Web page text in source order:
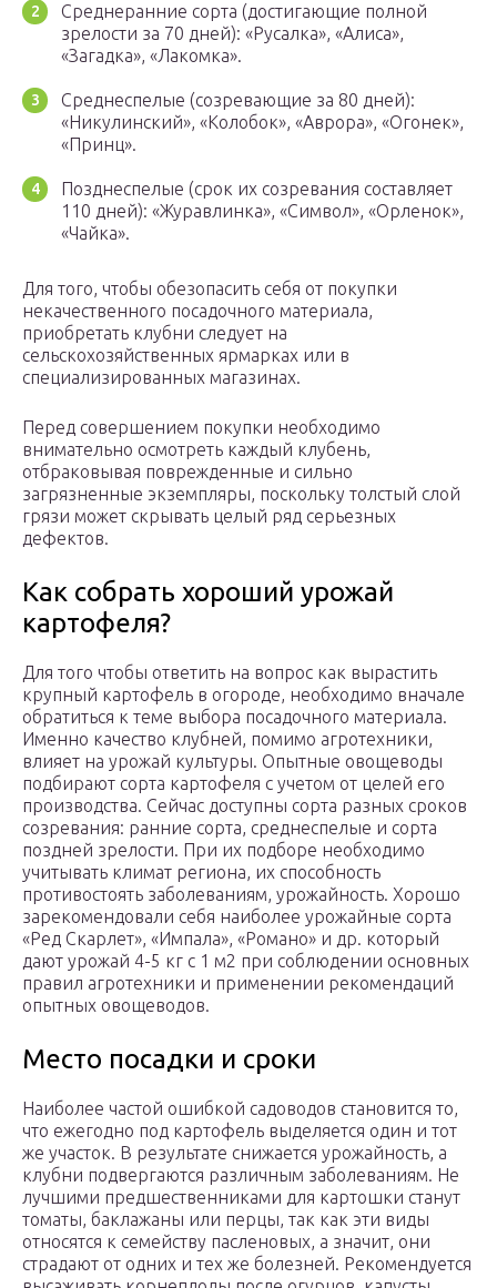
Среднеранние сорта (достигающие полной
зрелости за 70 дней): «Русалка», «Алиса»,
«Загадка», «Лакомка».
Среднеспелые (созревающие за 80 дней):
«Никулинский», «Колобок», «Аврора», «Огонек»,
«Принц».
Позднеспелые (срок их созревания составляет
110 дней): «Журавлинка», «Символ», «Орленок»,
«Чайка».
Для того, чтобы обезопасить себя от покупки
некачественного посадочного материала,
приобретать клубни следует на
сельскохозяйственных ярмарках или в
специализированных магазинах.
Перед совершением покупки необходимо
внимательно осмотреть каждый клубень,
отбраковывая поврежденные и сильно
загрязненные экземпляры, поскольку толстый слой
грязи может скрывать целый ряд серьезных
дефектов.
Как собрать хороший урожай
картофеля?
Для того чтобы ответить на вопрос как вырастить
крупный картофель в огороде, необходимо вначале
обратиться к теме выбора посадочного материала.
Именно качество клубней, помимо агротехники,
влияет на урожай культуры. Опытные овощеводы
подбирают сорта картофеля с учетом от целей его
производства. Сейчас доступны сорта разных сроков
созревания: ранние сорта, среднеспелые и сорта
поздней зрелости. При их подборе необходимо
учитывать климат региона, их способность
противостоять заболеваниям, урожайность. Хорошо
зарекомендовали себя наиболее урожайные сорта
«Ред Скарлет», «Импала», «Романо» и др. который
дают урожай 4-5 кг с 1 м2 при соблюдении основных
правил агротехники и применении рекомендаций
опытных овощеводов.
Место посадки и сроки
Наиболее частой ошибкой садоводов становится то,
что ежегодно под картофель выделяется один и тот
же участок. В результате снижается урожайность, а
клубни подвергаются различным заболеваниям. Не
лучшими предшественниками для картошки станут
томаты, баклажаны или перцы, так как эти виды
относятся к семейству пасленовых, а значит, они
страдают от одних и тех же болезней. Рекомендуется